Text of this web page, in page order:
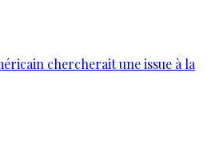
chercherait une issue à la